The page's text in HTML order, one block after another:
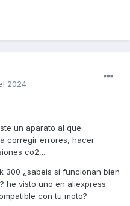
2024
un aparato al que
corregir errores, hacer
co2,...
300 ¿sabeis si funcionan bien
he visto uno en aliexpress
con tu moto?